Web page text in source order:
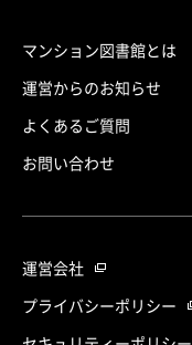
マンション図書館とは
運営からのお知らせ
よくあるご質問
お問い合わせ
運営会社
プライバシーポリシー